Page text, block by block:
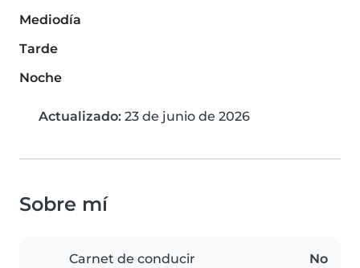
Mediodía
Tarde
Noche
Actualizado: 23 de junio de 2026
Sobre mí
Carnet de conducir No